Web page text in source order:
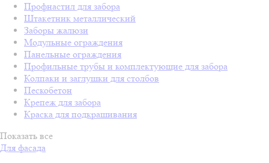
Профнастил для забора
Штакетник металлический
Заборы жалюзи
Модульные ограждения
Панельные ограждения
Профильные трубы и комплектующие для забора
Колпаки и заглушки для столбов
Пескобетон
Крепеж для забора
Краска для подкрашивания
Показать все
Для фасада